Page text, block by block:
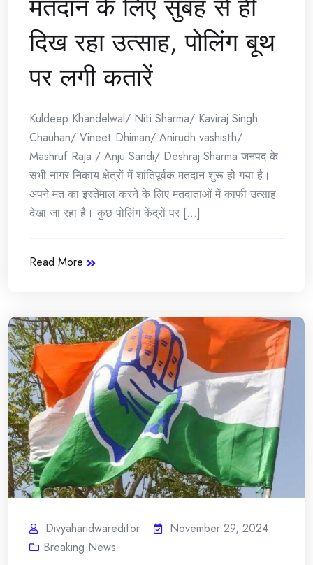
मतदान के लिए सुबह से ही
दिख रहा उत्साह, पोलिंग बूथ
पर लगी कतारें
Kuldeep Khandelwal/ Niti Sharma/ Kaviraj Singh
Chauhan/ Vineet Dhiman/ Anirudh vashisth/
Mashruf Raja / Anju Sandi/ Deshraj Sharma जनपद के
सभी नागर निकाय क्षेत्रों में शांतिपूर्वक मतदान शुरू हो गया है।
अपने मत का इस्तेमाल करने के लिए मतदाताओं में काफी उत्साह
देखा जा रहा है। कुछ पोलिंग केंद्रों पर [...]
Read More
Divyaharidwareditor
November 29, 2024
Breaking News